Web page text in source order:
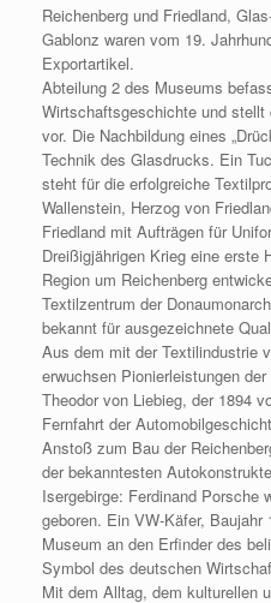
Reichenberg und Friedland,
Gablonz waren vom 19.
Exportartikel.
Abteilung 2 des Museums
Wirtschaftsgeschichte und stellt
vor. Die Nachbildung eines
Technik des Glasdrucks. Ein
steht für die erfolgreiche
Wallenstein, Herzog von
Friedland mit Aufträgen für
Dreißigjährigen Krieg eine erste
Region um Reichenberg
Textilzentrum der
bekannt für ausgezeichnete
Aus dem mit der Textilindustrie
erwuchsen Pionierleistungen
Theodor von Liebieg, der 1894
Fernfahrt der
Anstoß zum Bau der
der bekanntesten
Isergebirge: Ferdinand Porsche
geboren. Ein VW-Käfer,
Museum an den Erfinder des
Symbol des deutschen
Mit dem Alltag, dem kulturellen